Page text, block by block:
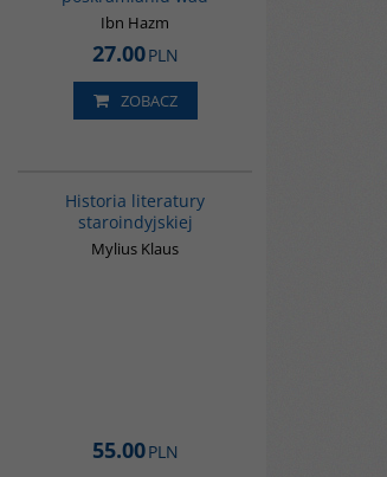
Ibn Hazm
27.00PLN
ZOBACZ
Historia literatury
staroindyjskiej
Mylius Klaus
55.00PLN